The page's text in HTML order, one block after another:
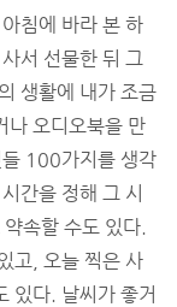
침에 바라 본 하
서 선물한 뒤 그
생활에 내가 조금
나 오디오북을 만
100가지를 생각
간을 정해 그 시
속할 수도 있다.
고, 오늘 찍은 사
있다. 날씨가 좋거